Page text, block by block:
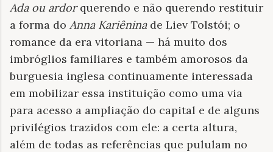
Ada ou ardorquerendo e não querendo restituir
a forma do Anna Kariêninade Liev Tolstói; o
romance da era vitoriana — há muito dos
imbróglios familiares e também amorosos da
burguesia inglesa continuamente interessada
em mobilizar essa instituição como uma via
para acesso a ampliação do capital e de alguns
privilégios trazidos com ele: a certa altura,
além de todas as referências que pululam no